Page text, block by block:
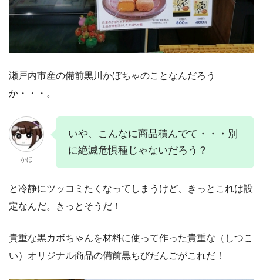
瀬戸内市産の備前黒川かぼちゃのことなんだろう
か・・・。
かほ
いや、こんなに商品積んでて・・・別
に絶滅危惧種じゃないだろう？
と冷静にツッコミたくなってしまうけど、きっとこれは設
定なんだ。きっとそうだ！
貴重な黒カボちゃんを材料に使って作った貴重な（しつこ
い）オリジナル商品の備前黒ちびだんごがこれだ！